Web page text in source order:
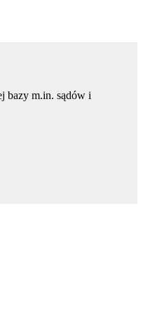
bazy m.in. sądów i